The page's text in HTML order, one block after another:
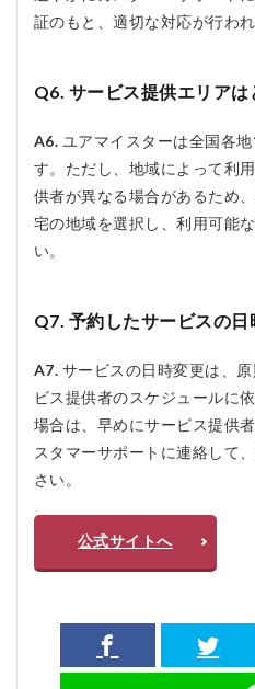
証のもと、適切な対応が行われ
Q6. サービス提供エリアは
A6. ユアマイスターは全国各
す。ただし、地域によって利
供者が異なる場合があるため
宅の地域を選択し、利用可能
い。
Q7. 予約したサービスの日
A7. サービスの日時変更は、
ビス提供者のスケジュールに
場合は、早めにサービス提供
スタマーサポートに連絡して
さい。
公式サイトへ